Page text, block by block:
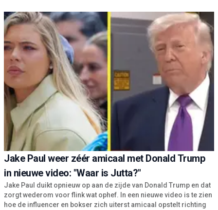
Jake Paul weer zéér amicaal met Donald Trump
in nieuwe video: "Waar is Jutta?"
Jake Paul duikt opnieuw op aan de zijde van Donald Trump en dat
zorgt wederom voor flink wat ophef. In een nieuwe video is te zien
hoe de influencer en bokser zich uiterst amicaal opstelt richting